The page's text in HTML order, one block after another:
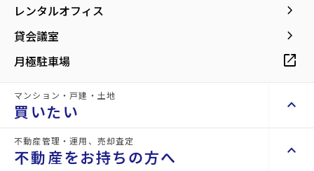
レンタルオフィス keyboard_arrow_right
貸会議室 keyboard_arrow_right
月極駐車場 open_in_new
マンション・戸建・土地
買いたい keyboard_arrow_up
不動産を買いたい方へ keyboard_arrow_right
不動産管理・運用、売却査定
不動産をお持ちの方へ keyboard_arrow_up
【勾当台公園駅まで徒歩12分の立地】オ
詳細情報 details